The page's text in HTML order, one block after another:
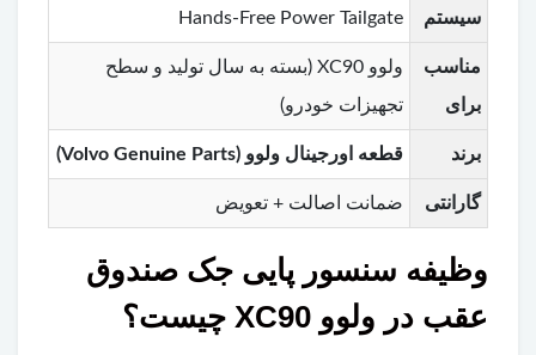
سیستم Hands-Free Power Tailgate
مناسب
برای
ولوو XC90 (بسته به سال تولید و سطح
تجهیزات خودرو)
برند قطعه اورجینال ولوو (Volvo Genuine Parts)
گارانتی ضمانت اصالت + تعویض
وظیفه سنسور پایی جک صندوق
عقب در ولوو XC90 چیست؟